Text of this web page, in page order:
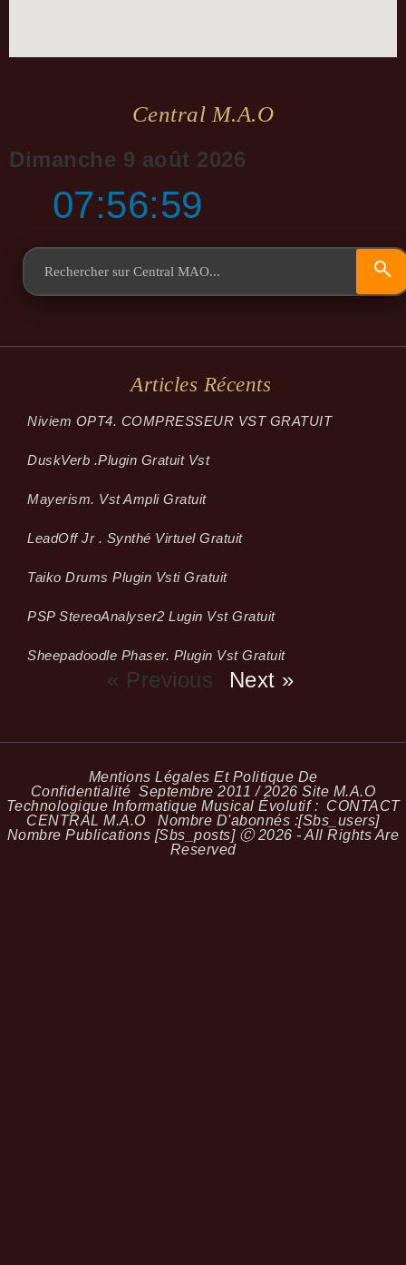
Central M.a.o
Dimanche 9 août 2026
07:56:59
Articles Récents
Niviem OPT4. COMPRESSEUR VST GRATUIT
Dusk­Verb .plugin Gratuit Vst
Mayerism. Vst Ampli Gratuit
LeadOff Jr . Synthé Virtuel Gratuit
Taiko Drums Plugin Vsti Gratuit
PSP StereoAnalyser2 Lugin Vst Gratuit
Sheepadoodle Phaser. Plugin Vst Gratuit
« Previous Next »
Mentions Légales Et Politique De
Confidentialité Septembre 2011 / 2026 Site M.A.O
Technologique Informatique Musical Évolutif : CONTACT
CENTRAL M.A.O Nombre D'abonnés :[sbs_users]
Nombre Publications [sbs_posts] Ⓒ 2026 - All Rights Are
Reserved